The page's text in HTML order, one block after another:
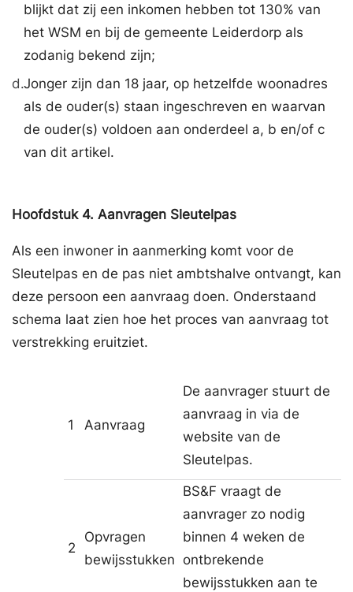
blijkt dat zij een inkomen hebben tot 130% van
het WSM en bij de gemeente Leiderdorp als
zodanig bekend zijn;
d.Jonger zijn dan 18 jaar, op hetzelfde woonadres
als de ouder(s) staan ingeschreven en waarvan
de ouder(s) voldoen aan onderdeel a, b en/of c
van dit artikel.
Hoofdstuk 4. Aanvragen Sleutelpas
Als een inwoner in aanmerking komt voor de
Sleutelpas en de pas niet ambtshalve ontvangt, kan
deze persoon een aanvraag doen. Onderstaand
schema laat zien hoe het proces van aanvraag tot
verstrekking eruitziet.
1 Aanvraag
De aanvrager stuurt de
aanvraag in via de
website van de
Sleutelpas.
2
Opvragen
bewijsstukken
BS&F vraagt de
aanvrager zo nodig
binnen 4 weken de
ontbrekende
bewijsstukken aan te